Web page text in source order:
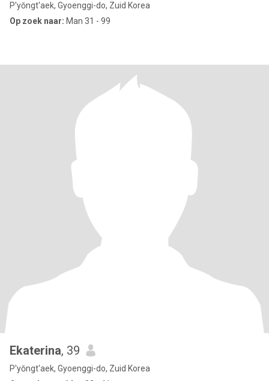
P'yŏngt'aek, Gyoenggi-do, Zuid Korea
Op zoek naar: Man 31 - 99
Ekaterina, 39
P'yŏngt'aek, Gyoenggi-do, Zuid Korea